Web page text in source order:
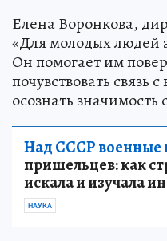
Елена Воронкова,
«Для молодых людей
Он помогает им
почувствовать связь
осознать значимость
Над СССР военные
пришельцев: как
искала и изучала
НАУКА